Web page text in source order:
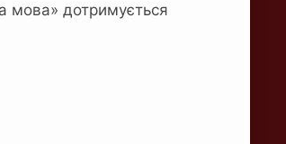
мова» дотримується